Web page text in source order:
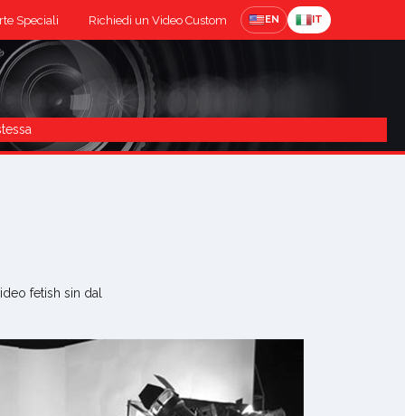
Speciali Richiedi un Video Custom EN IT
fetish sin dal